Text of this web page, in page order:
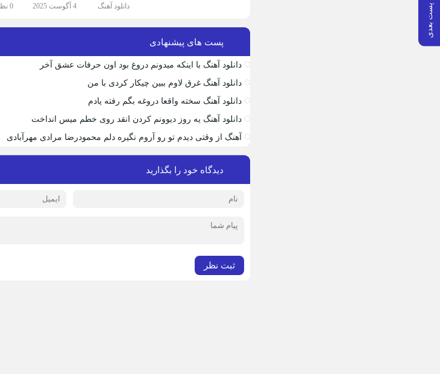
پست بعدی دانلود آهنگ 4 آگوست 2025 0 نظر
پست های پیشنهادی
دانلود آهنگ با اینکه میدونم دروغ بود اون حرفات عشق آخر
دانلود آهنگ غرق لاوم ببین چیکار کردی با من
دانلود آهنگ سخته واقعا دروغه بگم رفته یادم
دانلود آهنگ یه روز دیوونم کردن انقد روی خطم میس انداخت
آهنگ از وقتی دیدم تو رو آروم نگیره دلم محمودرضا مرادی مهرآبادی
دیدگاه خود را بگذارید
ثبت نظر